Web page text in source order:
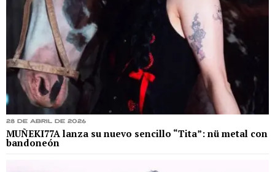
28 de abril de 2026
MUÑEKI77A lanza su nuevo sencillo “Tita”: nü metal con
bandoneón